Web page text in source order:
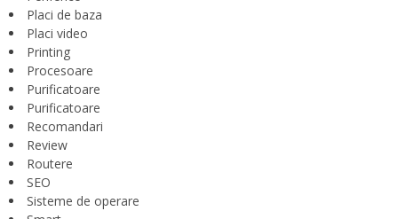
Placi de baza
Placi video
Printing
Procesoare
Purificatoare
Purificatoare
Recomandari
Review
Routere
SEO
Sisteme de operare